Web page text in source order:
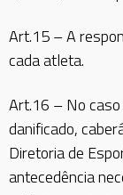
Art.15 – A
cada atleta.
Art.16 – No
danificado,
Diretoria de
antecedência